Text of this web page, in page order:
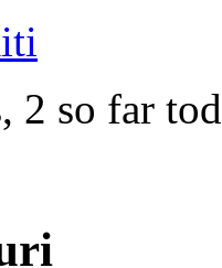
2 so far